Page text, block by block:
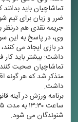
تماشاچیان باید
ضرر و زیان برای تیم
جریمه نقدی هم درنظر
وی، در پاسخ به این
در بازی ایجاد می
داشت: بیشتر باید كار
تماشاچیان صحبت
متذكر شد كه هر گونه
داشت.
برنامه ورزش در آینه
شنوندگان می شود.